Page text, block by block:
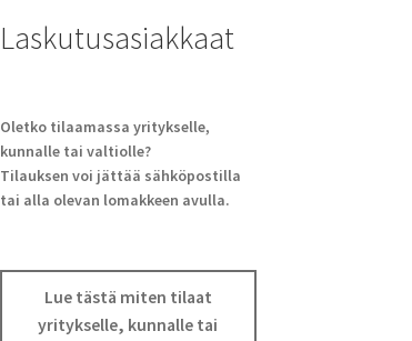
Laskutusasiakkaat
Oletko tilaamassa yritykselle,
kunnalle tai valtiolle?
Tilauksen voi jättää sähköpostilla
tai alla olevan lomakkeen avulla.
Lue tästä miten tilaat
yritykselle, kunnalle tai